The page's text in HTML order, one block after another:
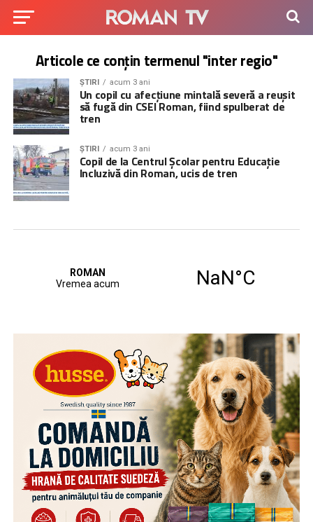
Articole ce conțin termenul "inter regio"
ȘTIRI acum 3 ani
Un copil cu afecțiune mintală severă a reușit
să fugă din CSEI Roman, fiind spulberat de
tren
ȘTIRI acum 3 ani
Copil de la Centrul Şcolar pentru Educație
Incluzivă din Roman, ucis de tren